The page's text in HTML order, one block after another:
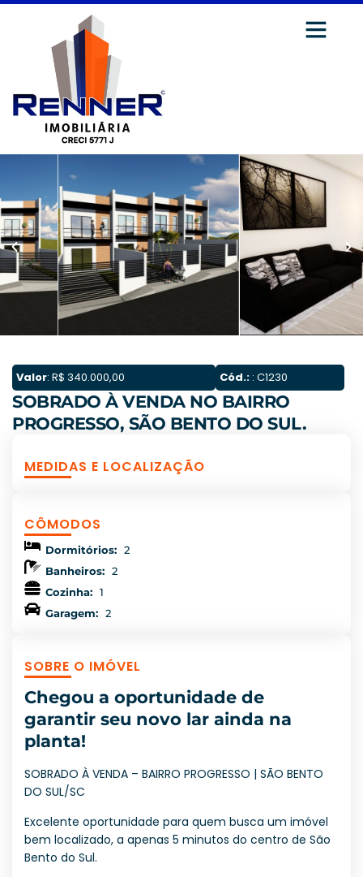
Valor: R$ 340.000,00 Cód.: : C1230
SOBRADO À VENDA NO BAIRRO
PROGRESSO, SÃO BENTO DO SUL.
MEDIDAS E LOCALIZAÇÃO
CÔMODOS
Dormitórios: 2
Banheiros: 2
Cozinha: 1
Garagem: 2
SOBRE O IMÓVEL
Chegou a oportunidade de
garantir seu novo lar ainda na
planta!
SOBRADO À VENDA – BAIRRO PROGRESSO | SÃO BENTO
DO SUL/SC
Excelente oportunidade para quem busca um imóvel
bem localizado, a apenas 5 minutos do centro de São
Bento do Sul.